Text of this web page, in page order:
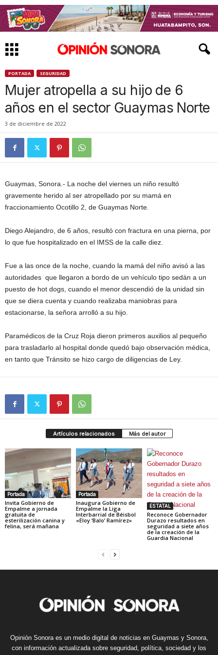
PORTADA SEGURIDAD
Mujer atropella a su hijo de 6
años en el sector Guaymas Norte
3 de diciembre de 2022
Guaymas, Sonora.- La noche del viernes un niño resultó
gravemente herido al ser atropellado por su mamá en
fraccionamiento Ocotillo 2, de Guaymas Norte.
Diego Alejandro, de 6 años, resultó con fractura en una pierna, por
lo que fue hospitalizado en el IMSS de la calle diez.
Fue a las once de la noche, cuando la mamá del niño avisó a las
autoridades que llegaron a bordo de un vehículo tipo sedán a un
puesto de hot dogs, cuando el menor descendió de la unidad sin
que se diera cuenta y cuando realizaba maniobras para
estacionarse, la señora arrolló a su hijo.
Paramédicos de la Cruz Roja dieron primeros auxilios al pequeño
para trasladarlo al hospital donde quedó bajo observación médica,
en tanto que Tránsito se hizo cargo de diligencias de Ley.
Artículos relacionados Más del autor
Portada
Invita Gobierno de
Empalme a jornada
gratuita de
esterilización canina y
felina, será mañana
Portada
Inaugura Gobierno de
Empalme la Liga
Interbarrial de Béisbol
«Eloy ‘Balo’ Ramírez»
ESTATAL
Reconoce Gobernador
Durazo resultados en
seguridad a siete años
de la creación de la
Guardia Nacional
Opinión Sonora es un medio digital de noticias en Guaymas y Sonora,
con información actualizada sobre seguridad, política, sociedad y los